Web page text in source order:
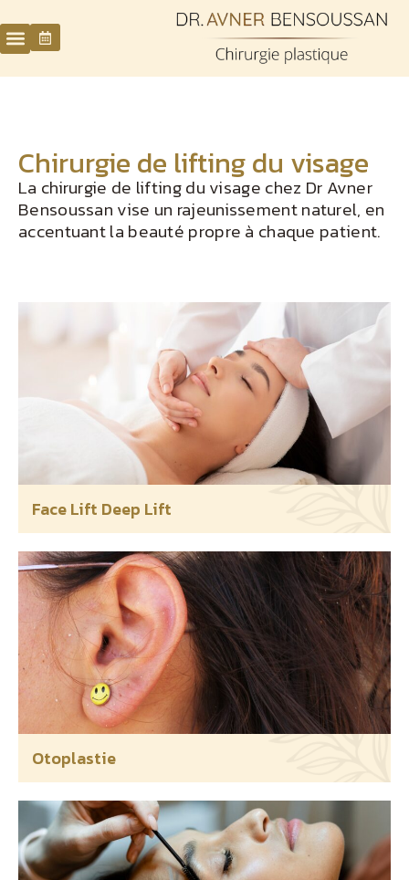
Chirurgie de lifting du visage
La chirurgie de lifting du visage chez Dr Avner
Bensoussan vise un rajeunissement naturel, en
accentuant la beauté propre à chaque patient.
Face Lift Deep Lift
Otoplastie